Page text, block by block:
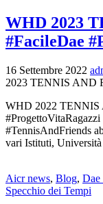
WHD 2023
#FacileDae
16 Settembre 2022
2023 TENNIS AND
WHD 2022 TENNIS
#TennisAndFriends
vari Istituti,
Aicr news, Blog,
Specchio dei Tempi